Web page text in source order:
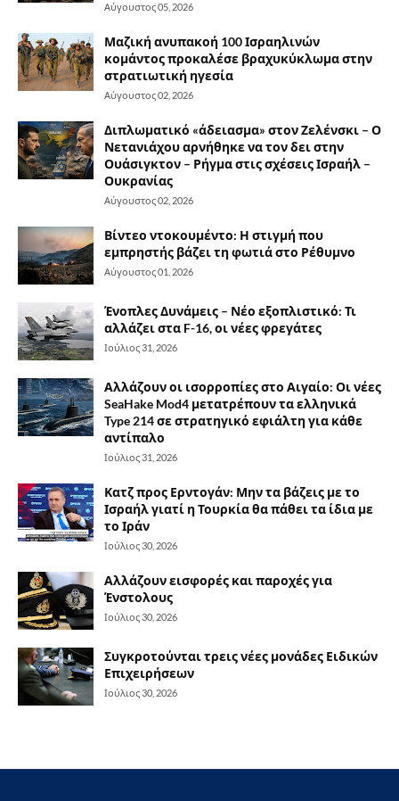
Αύγουστος 05, 2026
Μαζική ανυπακοή 100 Ισραηλινών
κομάντος προκαλέσε βραχυκύκλωμα στην
στρατιωτική ηγεσία
Αύγουστος 02, 2026
Διπλωματικό «άδειασμα» στον Ζελένσκι – Ο
Νετανιάχου αρνήθηκε να τον δει στην
Ουάσιγκτον – Ρήγμα στις σχέσεις Ισραήλ –
Ουκρανίας
Αύγουστος 02, 2026
Βίντεο ντοκουμέντο: Η στιγμή που
εμπρηστής βάζει τη φωτιά στο Ρέθυμνο
Αύγουστος 01, 2026
Ένοπλες Δυνάμεις – Νέο εξοπλιστικό: Τι
αλλάζει στα F-16, οι νέες φρεγάτες
Ιούλιος 31, 2026
Αλλάζουν οι ισορροπίες στο Αιγαίο: Οι νέες
SeaHake Mod4 μετατρέπουν τα ελληνικά
Type 214 σε στρατηγικό εφιάλτη για κάθε
αντίπαλο
Ιούλιος 31, 2026
Κατζ προς Ερντογάν: Μην τα βάζεις με το
Ισραήλ γιατί η Τουρκία θα πάθει τα ίδια με
το Ιράν
Ιούλιος 30, 2026
Αλλάζουν εισφορές και παροχές για
Ένστολους
Ιούλιος 30, 2026
Συγκροτούνται τρεις νέες μονάδες Ειδικών
Επιχειρήσεων
Ιούλιος 30, 2026